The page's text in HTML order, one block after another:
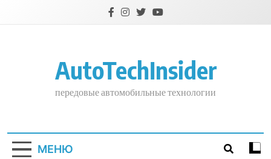
AutoTechInsider
передовые автомобильные технологии
МЕНЮ